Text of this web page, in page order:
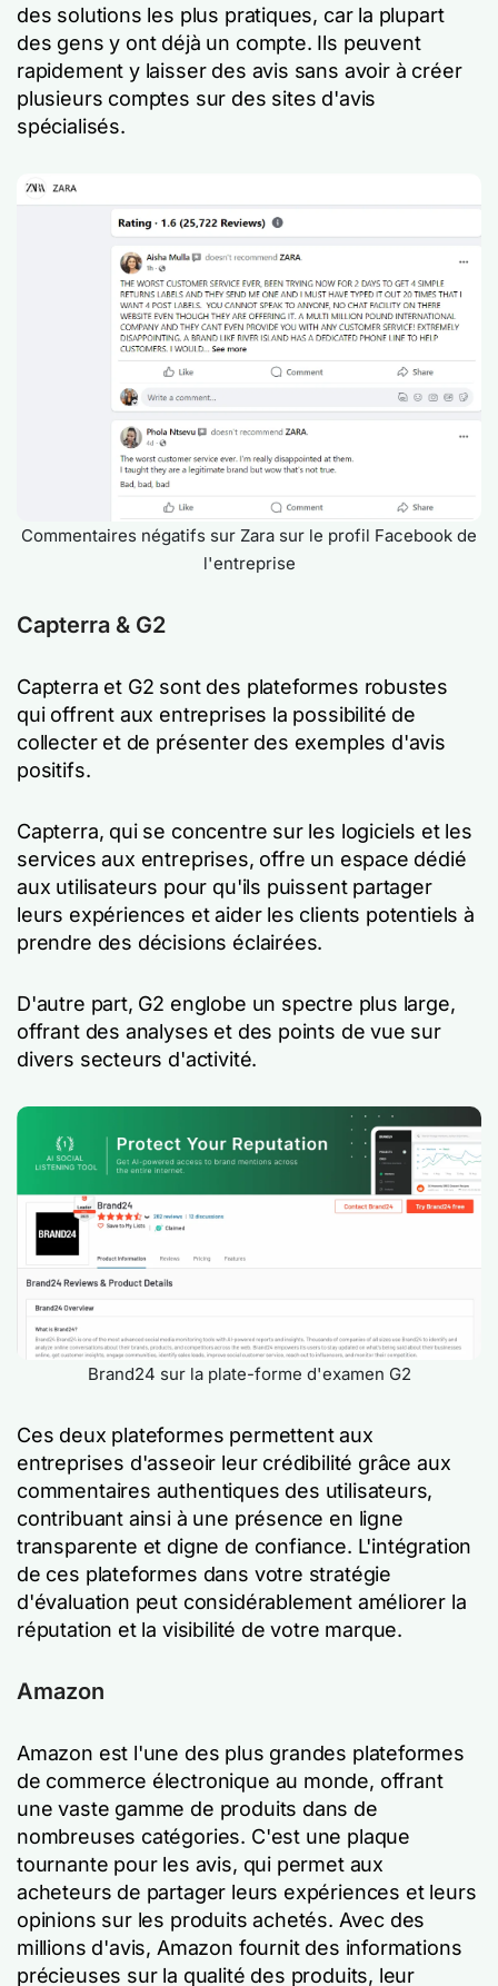
des solutions les plus pratiques, car la plupart
des gens y ont déjà un compte. Ils peuvent
rapidement y laisser des avis sans avoir à créer
plusieurs comptes sur des sites d'avis
spécialisés.
Commentaires négatifs sur Zara sur le profil Facebook de
l'entreprise
Capterra & G2
Capterra et G2 sont des plateformes robustes
qui offrent aux entreprises la possibilité de
collecter et de présenter des exemples d'avis
positifs.
Capterra, qui se concentre sur les logiciels et les
services aux entreprises, offre un espace dédié
aux utilisateurs pour qu'ils puissent partager
leurs expériences et aider les clients potentiels à
prendre des décisions éclairées.
D'autre part, G2 englobe un spectre plus large,
offrant des analyses et des points de vue sur
divers secteurs d'activité.
Brand24 sur la plate-forme d'examen G2
Ces deux plateformes permettent aux
entreprises d'asseoir leur crédibilité grâce aux
commentaires authentiques des utilisateurs,
contribuant ainsi à une présence en ligne
transparente et digne de confiance. L'intégration
de ces plateformes dans votre stratégie
d'évaluation peut considérablement améliorer la
réputation et la visibilité de votre marque.
Amazon
Amazon est l'une des plus grandes plateformes
de commerce électronique au monde, offrant
une vaste gamme de produits dans de
nombreuses catégories. C'est une plaque
tournante pour les avis, qui permet aux
acheteurs de partager leurs expériences et leurs
opinions sur les produits achetés. Avec des
millions d'avis, Amazon fournit des informations
précieuses sur la qualité des produits, leur